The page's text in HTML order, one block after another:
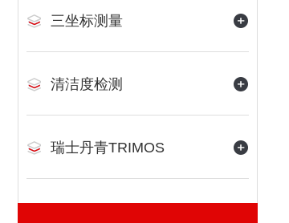
三坐标测量
清洁度检测
瑞士丹青TRIMOS